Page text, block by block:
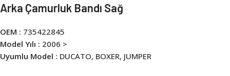
Arka Çamurluk Bandı Sağ
OEM : 735422845
Model Yılı : 2006 >
Uyumlu Model : DUCATO, BOXER, JUMPER